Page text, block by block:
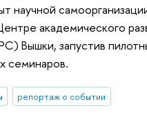
научной
академического
Вышки, запустив
семинаров.
репортаж о событии